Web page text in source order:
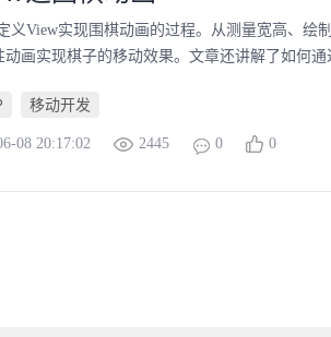
义View实现围棋动画的过程。从测量宽高、绘
画实现棋子的移动效果。文章还讲解了如何
移动开发
08 20:17:02 2445 0 0